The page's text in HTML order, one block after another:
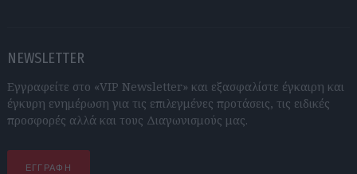
NEWSLETTER
Εγγραφείτε στο «VIP Newsletter» και εξασφαλίστε έγκαιρη και
έγκυρη ενημέρωση για τις επιλεγμένες προτάσεις, τις ειδικές
προσφορές αλλά και τους Διαγωνισμούς μας.
ΕΓΓΡΑΦΗ